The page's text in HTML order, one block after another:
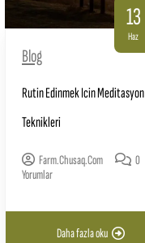
13
Haz
Blog
Rutin Edinmek Icin Meditasyon
Teknikleri
Farm.chusaq.com
0
Yorumlar
Daha fazla oku